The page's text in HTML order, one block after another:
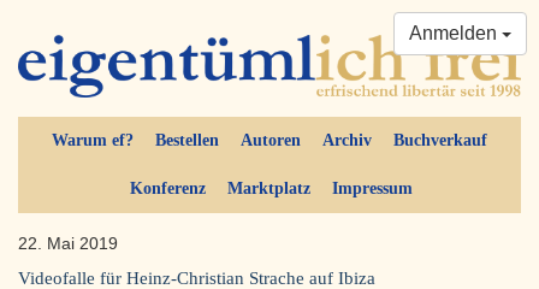
Warum ef? Bestellen Autoren Archiv Buchverkauf
Konferenz Marktplatz Impressum
Anmelden
22. Mai 2019
Videofalle für Heinz-Christian Strache auf Ibiza